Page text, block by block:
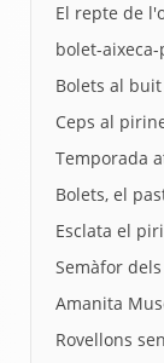
El repte de
bolet-
Bolets al buit
Ceps al
Temporada
Bolets, el
Esclata el
Semàfor
Amanita
Rovellons